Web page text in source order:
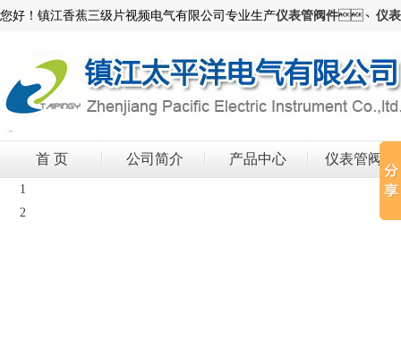
您好！镇江香蕉三级片视频电气有限公司专业生产仪表管阀件、 仪
首 页 公司简介 产品中心 仪表管阀件
1
2